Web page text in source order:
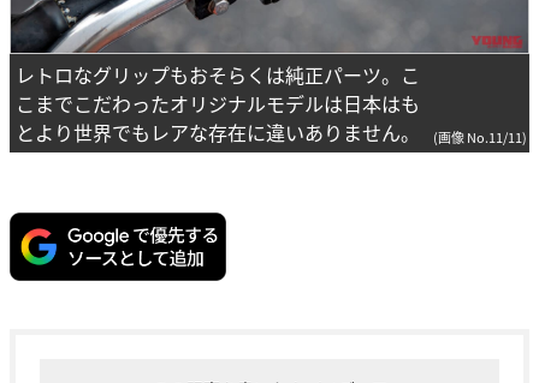
レトロなグリップもおそらくは純正パーツ。こ
こまでこだわったオリジナルモデルは日本はも
とより世界でもレアな存在に違いありません。
(画像 No.11/11)